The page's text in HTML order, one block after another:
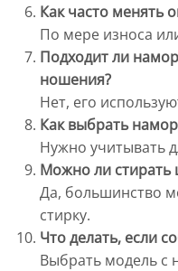
Как часто менять
По мере износа
Подходит ли
ношения?
Нет, его
Как выбрать
Нужно учитывать
Можно ли стирать
Да, большинство
стирку.
Что делать, если
Выбрать модель с